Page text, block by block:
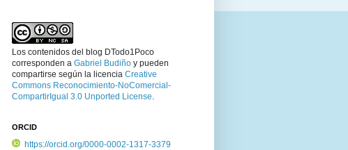
Los contenidos del blog DTodo1Poco
corresponden a Gabriel Budiño y pueden
compartirse según la licencia Creative
Commons Reconocimiento-NoComercial-
CompartirIgual 3.0 Unported License.
ORCID
https://orcid.org/0000-0002-1317-3379